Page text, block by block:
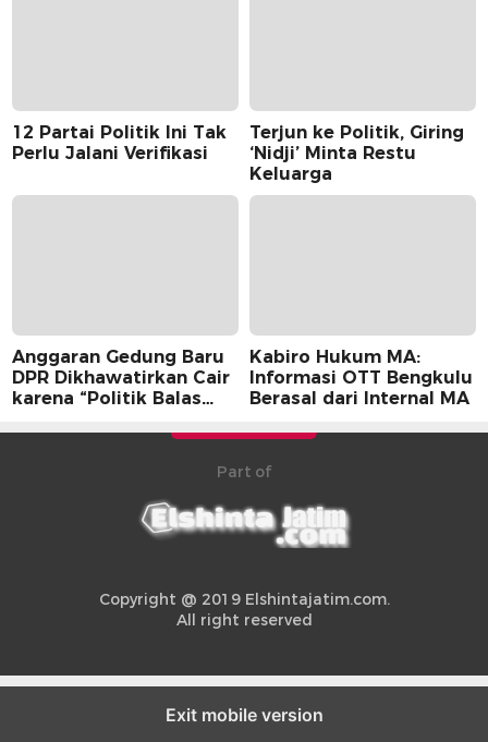
12 Partai Politik Ini Tak
Perlu Jalani Verifikasi
Terjun ke Politik, Giring
‘Nidji’ Minta Restu
Keluarga
Anggaran Gedung Baru
DPR Dikhawatirkan Cair
karena “Politik Balas
Kabiro Hukum MA:
Informasi OTT Bengkulu
Berasal dari Internal MA
Part of
Copyright @ 2019 Elshintajatim.com.
All right reserved
Exit mobile version